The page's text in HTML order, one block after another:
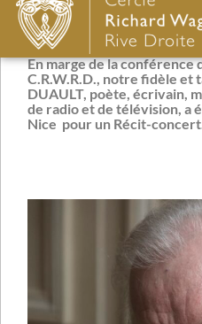
Retour
En marge de la conférence
C.R.W.R.D., notre fidèle et
DUAULT, poète, écrivain,
de radio et de télévision, a
Nice pour un Récit-